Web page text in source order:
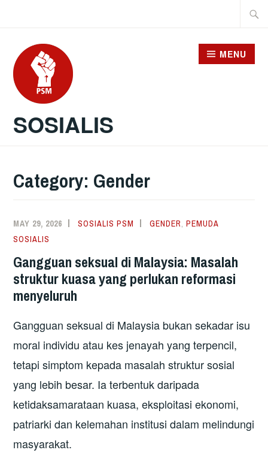
content
SOSIALIS
MENU
Category: Gender
MAY 29, 2026 SOSIALIS PSM GENDER,PEMUDA
SOSIALIS
Gangguan seksual di Malaysia: Masalah
struktur kuasa yang perlukan reformasi
menyeluruh
Gangguan seksual di Malaysia bukan sekadar isu
moral individu atau kes jenayah yang terpencil,
tetapi simptom kepada masalah struktur sosial
yang lebih besar. Ia terbentuk daripada
ketidaksamarataan kuasa, eksploitasi ekonomi,
patriarki dan kelemahan institusi dalam melindungi
masyarakat.